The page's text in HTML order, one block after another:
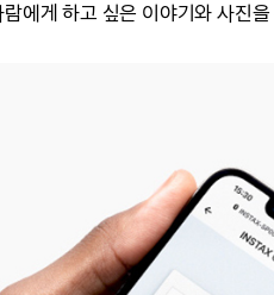
에게 하고 싶은 이야기와 사진